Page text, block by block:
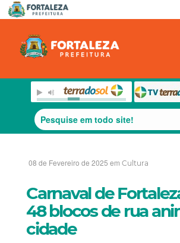
08 de Fevereiro de 2025 em Cultura
Carnaval de
48 blocos de rua
cidade